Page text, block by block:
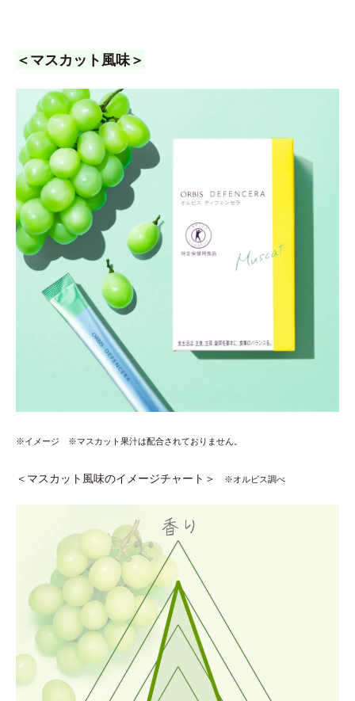
＜マスカット風味＞
※イメージ ※マスカット果汁は配合されておりません。
＜マスカット風味のイメージチャート＞ ※オルビス調べ